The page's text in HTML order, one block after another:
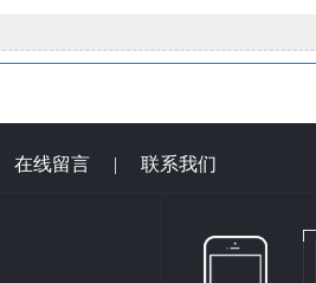
在线留言| 联系我们